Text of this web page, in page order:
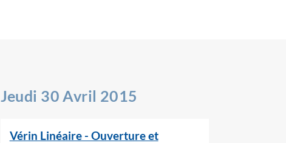
Jeudi 30 Avril 2015
Vérin Linéaire - Ouverture et